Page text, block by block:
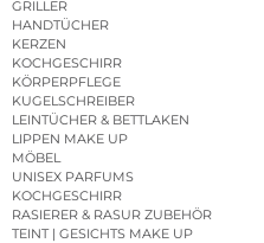
GRILLER
HANDTÜCHER
KERZEN
KOCHGESCHIRR
KÖRPERPFLEGE
KUGELSCHREIBER
LEINTÜCHER & BETTLAKEN
LIPPEN MAKE UP
MÖBEL
UNISEX PARFUMS
KOCHGESCHIRR
RASIERER & RASUR ZUBEHÖR
TEINT | GESICHTS MAKE UP